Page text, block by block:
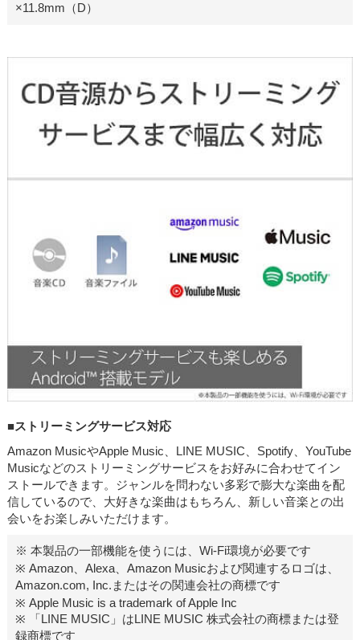
×11.8mm（D）
■ストリーミングサービス対応
Amazon MusicやApple Music、LINE MUSIC、Spotify、YouTube
Musicなどのストリーミングサービスをお好みに合わせてイン
ストールできます。ジャンルを問わない多彩で膨大な楽曲を配
信しているので、大好きな楽曲はもちろん、新しい音楽との出
会いをお楽しみいただけます。
※ 本製品の一部機能を使うには、Wi-Fi環境が必要です
※ Amazon、Alexa、Amazon Musicおよび関連するロゴは、
Amazon.com, Inc.またはその関連会社の商標です
※ Apple Music is a trademark of Apple Inc
※ 「LINE MUSIC」はLINE MUSIC 株式会社の商標または登
録商標です